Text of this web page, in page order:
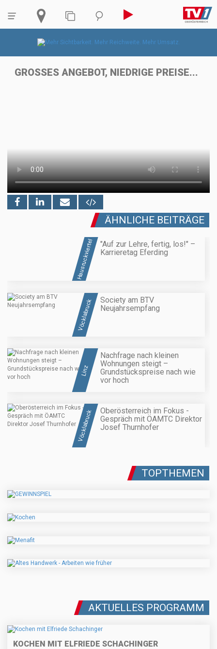
GROSSES ANGEBOT, NIEDRIGE PREISE...
ÄHNLICHE BEITRÄGE
Hausruckviertel
"Auf zur Lehre, fertig, los!" –
Karrieretag Eferding
Vöcklabruck
Society am BTV
Neujahrsempfang
Linz
Nachfrage nach kleinen
Wohnungen steigt –
Grundstückspreise nach wie
vor hoch
Vöcklabruck
Oberösterreich im Fokus -
Gespräch mit ÖAMTC Direktor
Josef Thurnhofer
TOPTHEMEN
AKTUELLES PROGRAMM
KOCHEN MIT ELFRIEDE SCHACHINGER